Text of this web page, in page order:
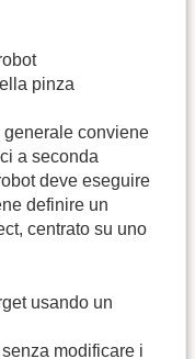
pinza
generale conviene
a seconda
deve eseguire
definire un
centrato su uno
usando un
modificare i